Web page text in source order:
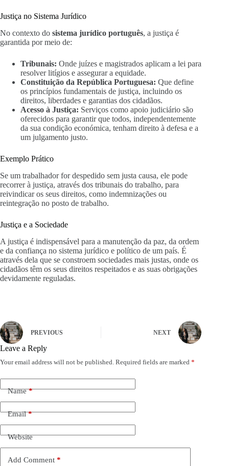
Justiça no Sistema Jurídico
No contexto do sistema jurídico português, a justiça é
garantida por meio de:
Tribunais: Onde juízes e magistrados aplicam a lei para
resolver litígios e assegurar a equidade.
Constituição da República Portuguesa: Que define
os princípios fundamentais de justiça, incluindo os
direitos, liberdades e garantias dos cidadãos.
Acesso à Justiça: Serviços como apoio judiciário são
oferecidos para garantir que todos, independentemente
da sua condição económica, tenham direito à defesa e a
um julgamento justo.
Exemplo Prático
Se um trabalhador for despedido sem justa causa, ele pode
recorrer à justiça, através dos tribunais do trabalho, para
reivindicar os seus direitos, como indemnizações ou
reintegração no posto de trabalho.
Justiça e a Sociedade
A justiça é indispensável para a manutenção da paz, da ordem
e da confiança no sistema jurídico e político de um país. É
através dela que se constroem sociedades mais justas, onde os
cidadãos têm os seus direitos respeitados e as suas obrigações
devidamente reguladas.
PREVIOUS NEXT
Leave a Reply
Your email address will not be published. Required fields are marked *
Name*
Email*
Website
Add Comment *